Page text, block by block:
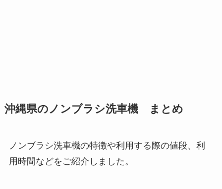
沖縄県のノンブラシ洗車機 まとめ
ノンブラシ洗車機の特徴や利用する際の値段、利
用時間などをご紹介しました。